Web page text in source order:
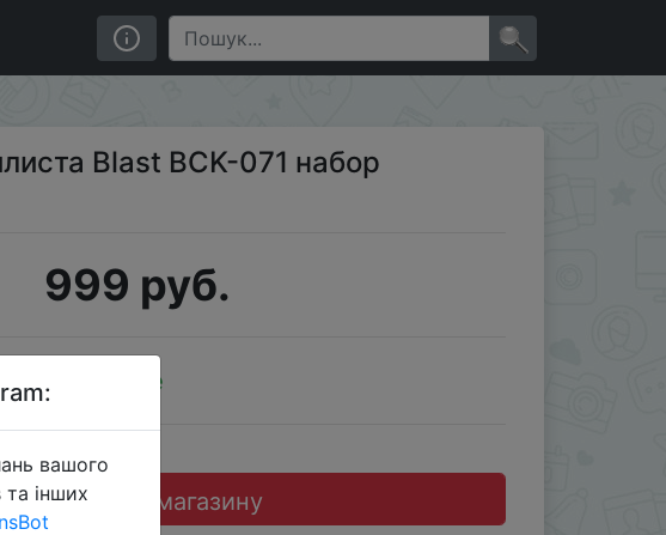
Blast BCK-071 набор
999 руб.
Sale
Перейти до магазину
вашого
інших